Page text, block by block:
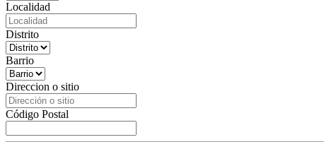
Localidad
Distrito
Barrio
Direccion o sitio
Código Postal